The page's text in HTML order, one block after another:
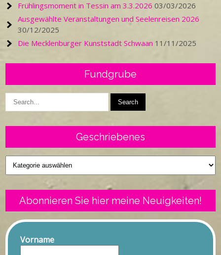
Frühlingsmoment in Tessin am 3.3.2026 03/03/2026
Ausgewählte Veranstaltungen und Seelenreisen 2026
30/12/2025
Die Mecklenburger Kunststadt Schwaan 11/11/2025
Fundgrube
Geschriebenes
Geschriebenes
Abonnieren Sie hier meine Neuigkeiten!
Vorname